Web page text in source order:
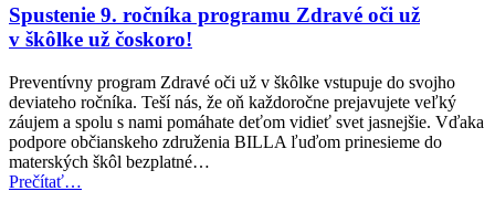
už
v
škôlke
–
9.
ročník
pomôže
zmerať
zrak
ďalším
Spustenie 9. ročníka programu Zdravé oči už
v škôlke už čoskoro!
Preventívny program Zdravé oči už v škôlke vstupuje do svojho
deviateho ročníka. Teší nás, že oň každoročne prejavujete veľký
záujem a spolu s nami pomáhate deťom vidieť svet jasnejšie. Vďaka
podpore občianskeho združenia BILLA ľuďom prinesieme do
materských škôl bezplatné…
Prečítať“Spustenie
…